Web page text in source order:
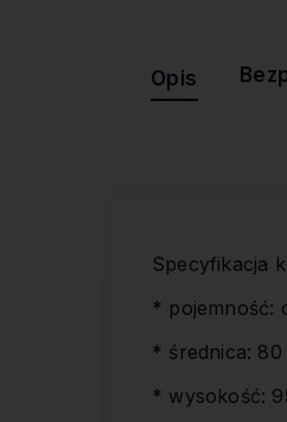
Opis
Specyfikacja
* pojemność:
* średnica: 80
* wysokość: